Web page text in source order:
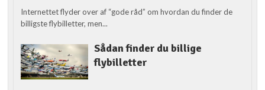
Internettet flyder over af “gode råd” om hvordan du finder de
billigste flybilletter, men...
Sådan finder du billige
flybilletter